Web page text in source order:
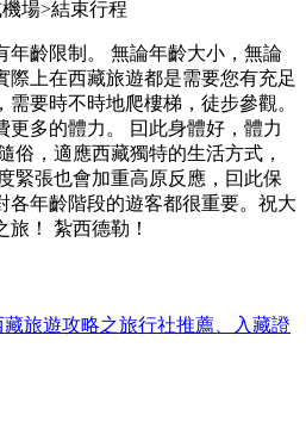
場>結束行程
年齡限制。 無論年齡大小，無論
際上在西藏旅遊都是需要您有充足
要時不時地爬樓梯，徒步參觀。
更多的體力。 囙此身體好，體力
俗，適應西藏獨特的生活方式，
緊張也會加重高原反應，囙此保
各年齡階段的遊客都很重要。祝大
！ 紮西德勒！
旅遊攻略之旅行社推薦、入藏證